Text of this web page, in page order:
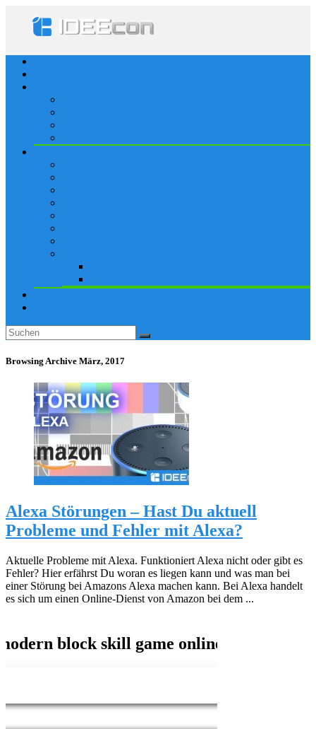
Browsing Archive März, 2017
Alexa Störungen – Hast Du aktuell
Probleme und Fehler mit Alexa?
Aktuelle Probleme mit Alexa. Funktioniert Alexa nicht oder gibt es
Fehler? Hier erfährst Du woran es liegen kann und was man bei
einer Störung bei Amazons Alexa machen kann. Bei Alexa handelt
es sich um einen Online-Dienst von Amazon bei dem ...